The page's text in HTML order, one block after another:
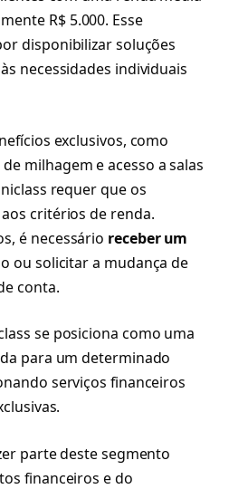
R$ 5.000. Esse
disponibilizar soluções
necessidades individuais
exclusivos, como
milhagem e acesso a salas
requer que os
critérios de renda.
é necessário receber um
ou solicitar a mudança de
conta.
se posiciona como uma
para um determinado
serviços financeiros
parte deste segmento
financeiros e do